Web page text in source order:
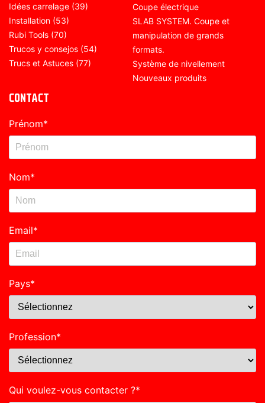
Idées carrelage (39)
Installation (53)
Rubi Tools (70)
Trucos y consejos (54)
Trucs et Astuces (77)
Coupe électrique
SLAB SYSTEM. Coupe et
manipulation de grands
formats.
Système de nivellement
Nouveaux produits
CONTACT
Prénom*
Nom*
Email*
Pays*
Profession*
Qui voulez-vous contacter ?*